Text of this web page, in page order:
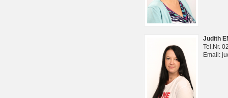
Judith
Tel.Nr.
Email: